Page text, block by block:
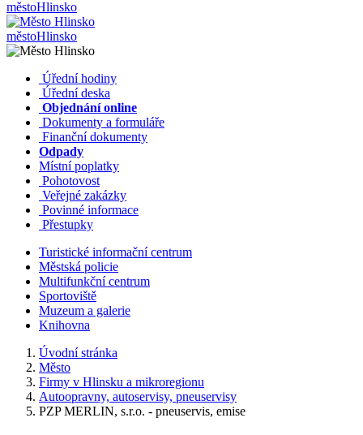
městoHlinsko
městoHlinsko
Úřední hodiny
Úřední deska
Objednání online
Dokumenty a formuláře
Finanční dokumenty
Odpady
Místní poplatky
Pohotovost
Veřejné zakázky
Povinné informace
Přestupky
Turistické informační centrum
Městská policie
Multifunkční centrum
Sportoviště
Muzeum a galerie
Knihovna
Úvodní stránka
Město
Firmy v Hlinsku a mikroregionu
Autoopravny, autoservisy, pneuservisy
PZP MERLIN, s.r.o. - pneuservis, emise